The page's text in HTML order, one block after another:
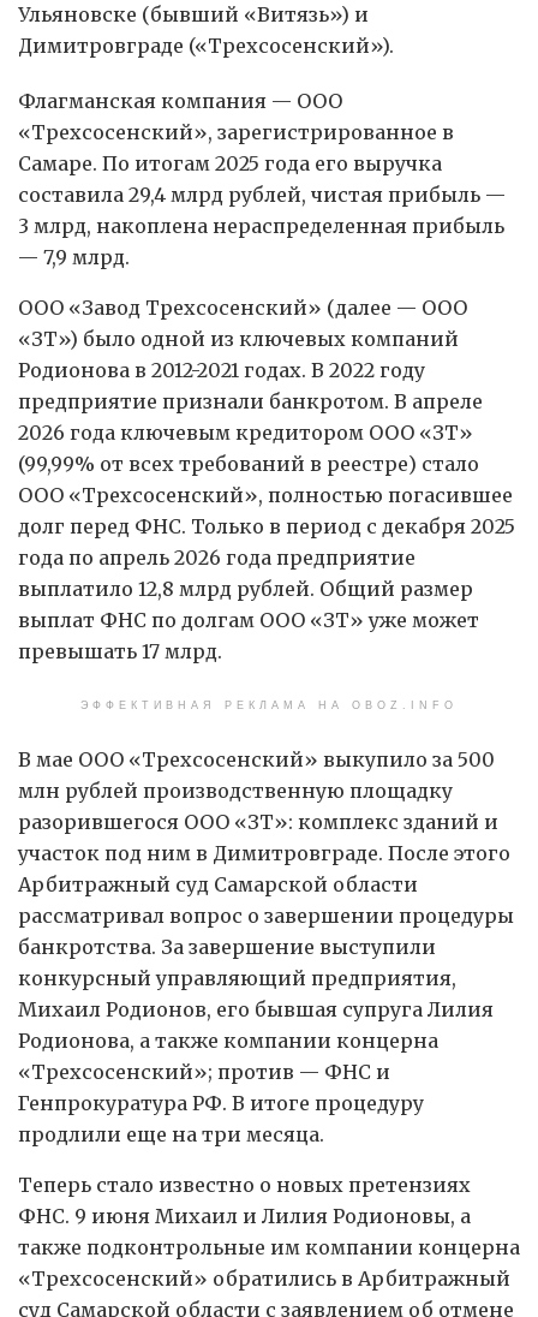
Ульяновске (бывший «Витязь») и
Димитровграде («Трехсосенский»).
Флагманская компания — ООО
«Трехсосенский», зарегистрированное в
Самаре. По итогам 2025 года его выручка
составила 29,4 млрд рублей, чистая прибыль —
3 млрд, накоплена нераспределенная прибыль
— 7,9 млрд.
ООО «Завод Трехсосенский» (далее — ООО
«ЗТ») было одной из ключевых компаний
Родионова в 2012-2021 годах. В 2022 году
предприятие признали банкротом. В апреле
2026 года ключевым кредитором ООО «ЗТ»
(99,99% от всех требований в реестре) стало
ООО «Трехсосенский», полностью погасившее
долг перед ФНС. Только в период с декабря 2025
года по апрель 2026 года предприятие
выплатило 12,8 млрд рублей. Общий размер
выплат ФНС по долгам ООО «ЗТ» уже может
превышать 17 млрд.
ЭФФЕКТИВНАЯ РЕКЛАМА НА OBOZ.INFO
В мае ООО «Трехсосенский» выкупило за 500
млн рублей производственную площадку
разорившегося ООО «ЗТ»: комплекс зданий и
участок под ним в Димитровграде. После этого
Арбитражный суд Самарской области
рассматривал вопрос о завершении процедуры
банкротства. За завершение выступили
конкурсный управляющий предприятия,
Михаил Родионов, его бывшая супруга Лилия
Родионова, а также компании концерна
«Трехсосенский»; против — ФНС и
Генпрокуратура РФ. В итоге процедуру
продлили еще на три месяца.
Теперь стало известно о новых претензиях
ФНС. 9 июня Михаил и Лилия Родионовы, а
также подконтрольные им компании концерна
«Трехсосенский» обратились в Арбитражный
суд Самарской области с заявлением об отмене